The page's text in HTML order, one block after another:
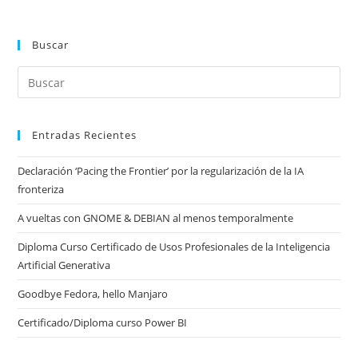
Buscar
Entradas Recientes
Declaración ‘Pacing the Frontier’ por la regularización de la IA
fronteriza
A vueltas con GNOME & DEBIAN al menos temporalmente
Diploma Curso Certificado de Usos Profesionales de la Inteligencia
Artificial Generativa
Goodbye Fedora, hello Manjaro
Certificado/Diploma curso Power BI